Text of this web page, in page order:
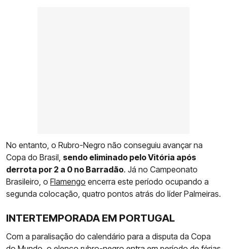
No entanto, o Rubro-Negro não conseguiu avançar na
Copa do Brasil, sendo eliminado pelo Vitória após
derrota por 2 a 0 no Barradão. Já no Campeonato
Brasileiro, o Flamengo encerra este período ocupando a
segunda colocação, quatro pontos atrás do líder Palmeiras.
INTERTEMPORADA EM PORTUGAL
Com a paralisação do calendário para a disputa da Copa